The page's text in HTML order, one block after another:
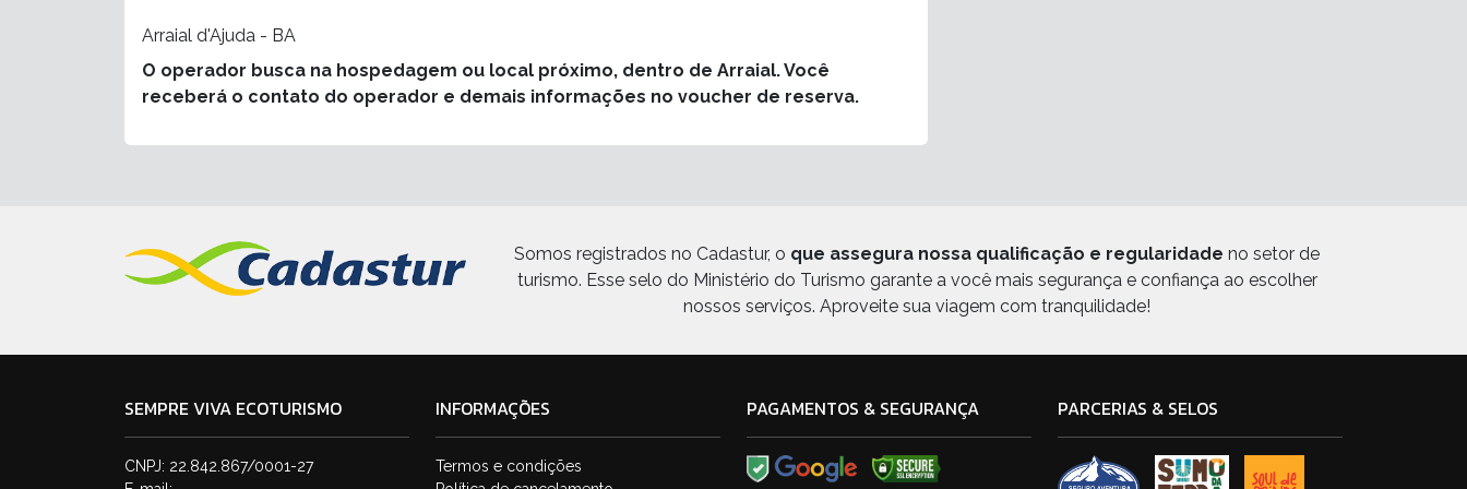
Arraial d'Ajuda - BA
O operador busca na hospedagem ou local próximo, dentro de Arraial. Você
receberá o contato do operador e demais informações no voucher de reserva.
Somos registrados no Cadastur, o que assegura nossa qualificação e regularidade no setor de
turismo. Esse selo do Ministério do Turismo garante a você mais segurança e confiança ao escolher
nossos serviços. Aproveite sua viagem com tranquilidade!
SEMPRE VIVA ECOTURISMO
CNPJ: 22.842.867/0001-27
INFORMAÇÕES
Termos e condições
PAGAMENTOS & SEGURANÇA PARCERIAS & SELOS